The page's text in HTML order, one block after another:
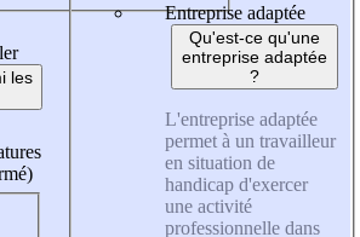
les
Entreprise adaptée
Qu'est-ce qu'une
entreprise adaptée
?
L'entreprise adaptée
permet à un travailleur
en situation de
handicap d'exercer
une activité
professionnelle dans